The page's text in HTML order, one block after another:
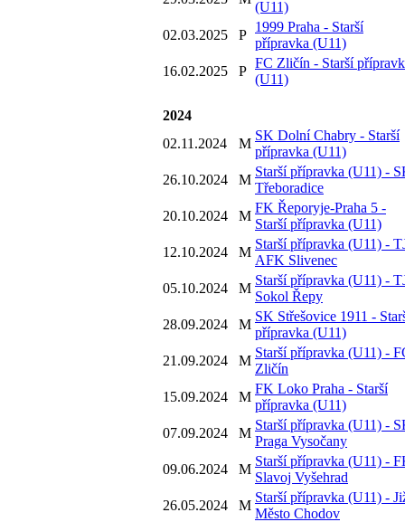
(U11)
02.03.2025
P
1999 Praha - Starší
přípravka (U11)
16.02.2025
P
FC Zličín - Starší
(U11)
2024
02.11.2024
M
SK Dolní Chabry - Starší
přípravka (U11)
26.10.2024
M
Starší přípravka (U11) -
Třeboradice
20.10.2024
M
FK Řeporyje-Praha 5 -
Starší přípravka (U11)
12.10.2024
M
Starší přípravka (U11) -
AFK Slivenec
05.10.2024
M
Starší přípravka (U11) -
Sokol Řepy
28.09.2024
M
SK Střešovice 1911 -
přípravka (U11)
21.09.2024
M
Starší přípravka (U11) -
Zličín
15.09.2024
M
FK Loko Praha - Starší
přípravka (U11)
07.09.2024
M
Starší přípravka (U11) -
Praga Vysočany
09.06.2024
M
Starší přípravka (U11) -
Slavoj Vyšehrad
26.05.2024
M
Starší přípravka (U11) -
Město Chodov